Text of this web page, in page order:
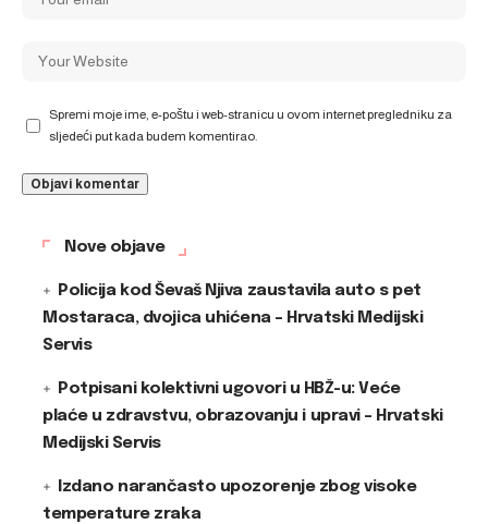
Spremi moje ime, e-poštu i web-stranicu u ovom internet pregledniku za
sljedeći put kada budem komentirao.
Nove objave
Policija kod Ševaš Njiva zaustavila auto s pet
Mostaraca, dvojica uhićena – Hrvatski Medijski
Servis
Potpisani kolektivni ugovori u HBŽ-u: Veće
plaće u zdravstvu, obrazovanju i upravi – Hrvatski
Medijski Servis
Izdano narančasto upozorenje zbog visoke
temperature zraka